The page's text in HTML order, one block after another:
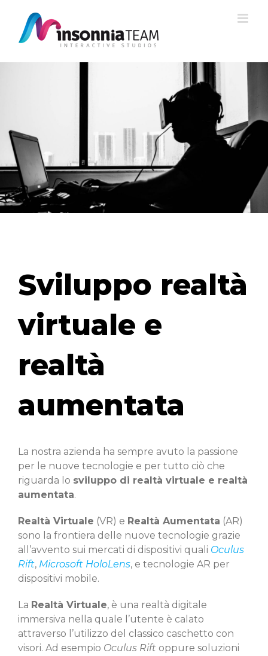
Sviluppo realtà
virtuale e
realtà
aumentata
La nostra azienda ha sempre avuto la passione
per le nuove tecnologie e per tutto ciò che
riguarda lo sviluppo di realtà virtuale e realtà
aumentata.
Realtà Virtuale (VR) e Realtà Aumentata (AR)
sono la frontiera delle nuove tecnologie grazie
all’avvento sui mercati di dispositivi quali Oculus
Rift, Microsoft HoloLens, e tecnologie AR per
dispositivi mobile.
La Realtà Virtuale, è una realtà digitale
immersiva nella quale l’utente è calato
attraverso l’utilizzo del classico caschetto con
visori. Ad esempio Oculus Rift oppure soluzioni